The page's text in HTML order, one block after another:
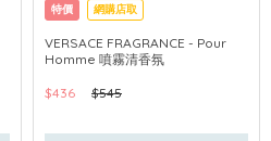
特價 網購店取
VERSACE FRAGRANCE - Pour
Homme 噴霧清香氛
$436 $545